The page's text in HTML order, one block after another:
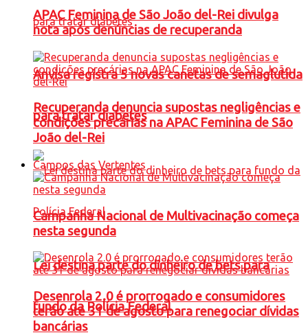
Anvisa registra 5 novas canetas de semaglutida
para tratar diabetes
Lei destina parte do dinheiro de bets para
fundo da Polícia Federal
APAC Feminina de São João del-Rei divulga
nota após denúncias de recuperanda
Recuperanda denuncia supostas negligências e
condições precárias na APAC Feminina de São
João del-Rei
Campos das Vertentes
Campanha Nacional de Multivacinação começa
nesta segunda
Desenrola 2.0 é prorrogado e consumidores
terão até 31 de agosto para renegociar dívidas
bancárias